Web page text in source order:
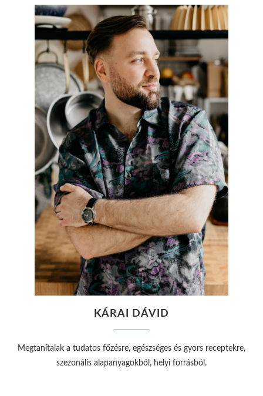
KÁRAI DÁVID
Megtanítalak a tudatos főzésre, egészséges és gyors receptekre,
szezonális alapanyagokból, helyi forrásból.